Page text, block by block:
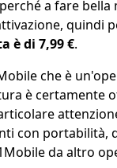
a fare bella
quindi
è di 7,99 €.
che è
è certamente
con portabilità,
da altro